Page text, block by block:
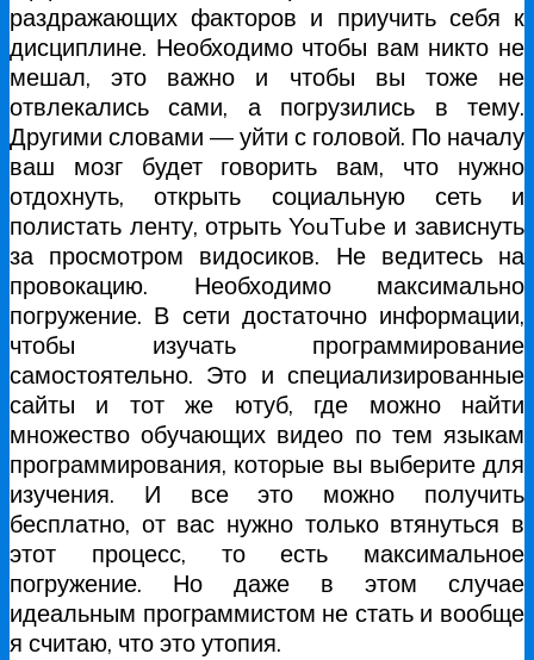
раздражающих факторов и приучить себя к
дисциплине. Необходимо чтобы вам никто не
мешал, это важно и чтобы вы тоже не
отвлекались сами, а погрузились в тему.
Другими словами — уйти с головой. По началу
ваш мозг будет говорить вам, что нужно
отдохнуть, открыть социальную сеть и
полистать ленту, отрыть YouTube и зависнуть
за просмотром видосиков. Не ведитесь на
провокацию. Необходимо максимально
погружение. В сети достаточно информации,
чтобы изучать программирование
самостоятельно. Это и специализированные
сайты и тот же ютуб, где можно найти
множество обучающих видео по тем языкам
программирования, которые вы выберите для
изучения. И все это можно получить
бесплатно, от вас нужно только втянуться в
этот процесс, то есть максимальное
погружение. Но даже в этом случае
идеальным программистом не стать и вообще
я считаю, что это утопия.